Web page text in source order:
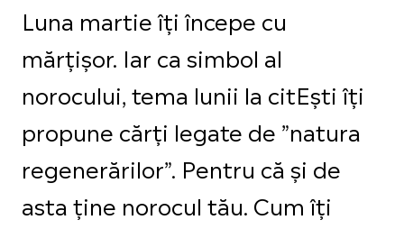
Luna martie îți începe cu
mărțișor. Iar ca simbol al
norocului, tema lunii la citEști îți
propune cărți legate de ”natura
regenerărilor”. Pentru că și de
asta ține norocul tău. Cum îți